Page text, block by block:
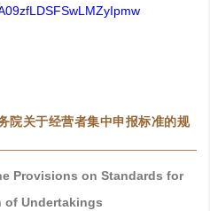
院关于经营者集中申报标准的规
Provisions on Standards for
of Undertakings